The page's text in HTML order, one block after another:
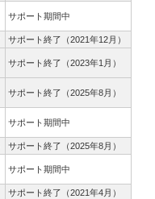
サポート期間中
サポート終了（2021年12月）
サポート終了（2023年1月）
サポート終了（2025年8月）
サポート期間中
サポート終了（2025年8月）
サポート期間中
サポート終了（2021年4月）